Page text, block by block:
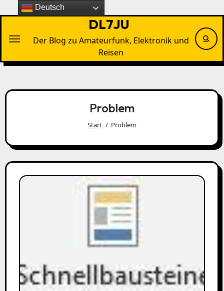
Inhalten
DL7JU
Der Blog zu Amateurfunk, Elektronik und
Reisen
Problem
Start Problem
Deutsch